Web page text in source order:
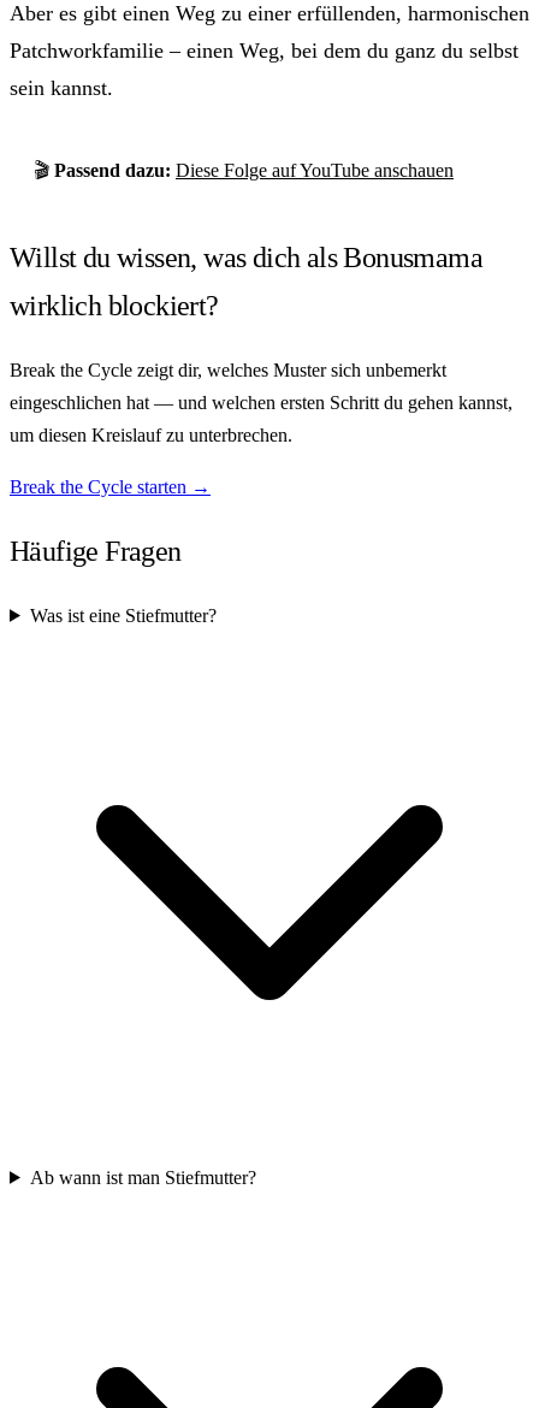
Aber es gibt einen Weg zu einer erfüllenden, harmonischen
Patchworkfamilie – einen Weg, bei dem du ganz du selbst
sein kannst.
🎬 Passend dazu: Diese Folge auf YouTube anschauen
Willst du wissen, was dich als Bonusmama
wirklich blockiert?
Break the Cycle zeigt dir, welches Muster sich unbemerkt
eingeschlichen hat — und welchen ersten Schritt du gehen kannst,
um diesen Kreislauf zu unterbrechen.
Break the Cycle starten →
Häufige Fragen
Was ist eine Stiefmutter?
Ab wann ist man Stiefmutter?